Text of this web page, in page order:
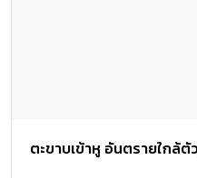
ตะขาบเข้าหู อันตรายใกล้